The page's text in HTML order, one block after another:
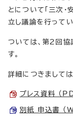
とについて「三次・
立し議論を行ってい
ついては、第2回協
す。
詳細につきまして
プレス資料 （
別紙 申込書